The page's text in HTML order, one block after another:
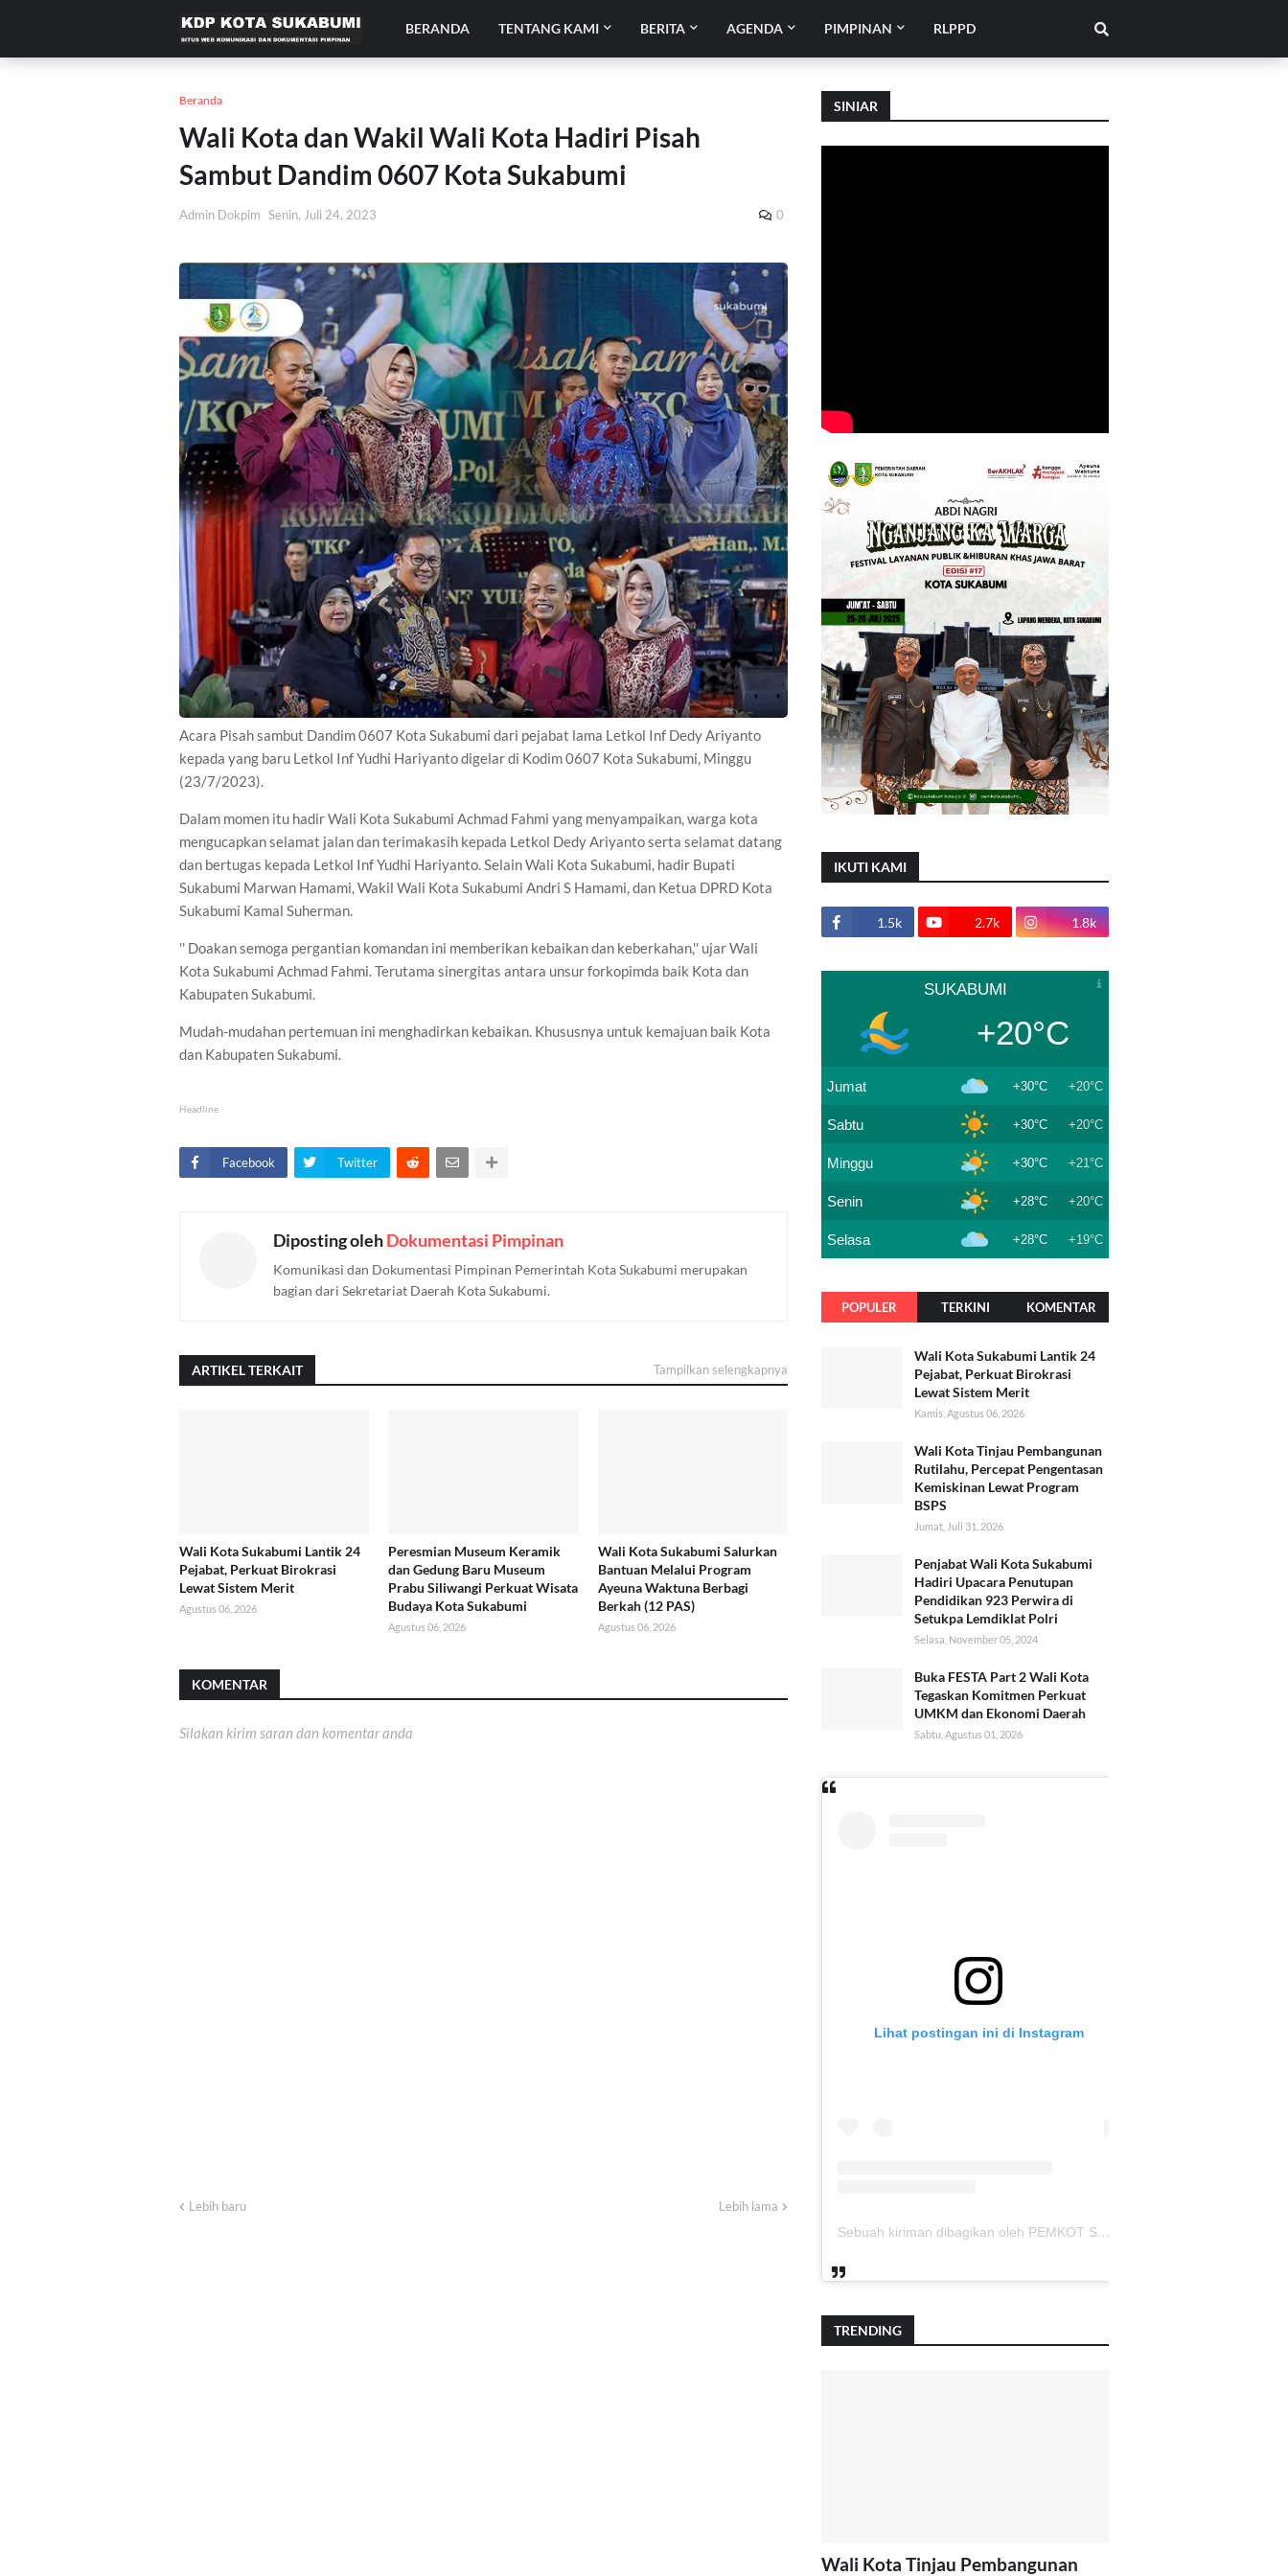
BERANDA TENTANG KAMI BERITA AGENDA PIMPINAN RLPPD
Beranda
Wali Kota dan Wakil Wali Kota Hadiri Pisah
Sambut Dandim 0607 Kota Sukabumi
Admin Dokpim Senin, Juli 24, 2023 0
Acara Pisah sambut Dandim 0607 Kota Sukabumi dari pejabat lama Letkol Inf Dedy Ariyanto
kepada yang baru Letkol Inf Yudhi Hariyanto digelar di Kodim 0607 Kota Sukabumi, Minggu
(23/7/2023).
Dalam momen itu hadir Wali Kota Sukabumi Achmad Fahmi yang menyampaikan, warga kota
mengucapkan selamat jalan dan terimakasih kepada Letkol Dedy Ariyanto serta selamat datang
dan bertugas kepada Letkol Inf Yudhi Hariyanto. Selain Wali Kota Sukabumi, hadir Bupati
Sukabumi Marwan Hamami, Wakil Wali Kota Sukabumi Andri S Hamami, dan Ketua DPRD Kota
Sukabumi Kamal Suherman.
'' Doakan semoga pergantian komandan ini memberikan kebaikan dan keberkahan,'' ujar Wali
Kota Sukabumi Achmad Fahmi. Terutama sinergitas antara unsur forkopimda baik Kota dan
Kabupaten Sukabumi.
Mudah-mudahan pertemuan ini menghadirkan kebaikan. Khususnya untuk kemajuan baik Kota
dan Kabupaten Sukabumi.
Headline
Facebook Twitter
Diposting olehDokumentasi Pimpinan
Komunikasi dan Dokumentasi Pimpinan Pemerintah Kota Sukabumi merupakan
bagian dari Sekretariat Daerah Kota Sukabumi.
ARTIKEL TERKAIT Tampilkan selengkapnya
Wali Kota Sukabumi Lantik 24
Pejabat, Perkuat Birokrasi
Lewat Sistem Merit
Agustus 06, 2026
Peresmian Museum Keramik
dan Gedung Baru Museum
Prabu Siliwangi Perkuat Wisata
Budaya Kota Sukabumi
Agustus 06, 2026
Wali Kota Sukabumi Salurkan
Bantuan Melalui Program
Ayeuna Waktuna Berbagi
Berkah (12 PAS)
Agustus 06, 2026
KOMENTAR
Silakan kirim saran dan komentar anda
Lebih baru Lebih lama
SINIAR
IKUTI KAMI
1.5k 2.7k 1.8k
SUKABUMI
+20°C
Jumat +30°C +20°C
Sabtu +30°C +20°C
Minggu +30°C +21°C
Senin +28°C +20°C
Selasa +28°C +19°C
POPULER TERKINI KOMENTAR
Wali Kota Sukabumi Lantik 24
Pejabat, Perkuat Birokrasi
Lewat Sistem Merit
Kamis, Agustus 06, 2026
Wali Kota Tinjau Pembangunan
Rutilahu, Percepat Pengentasan
Kemiskinan Lewat Program
BSPS
Jumat, Juli 31, 2026
Penjabat Wali Kota Sukabumi
Hadiri Upacara Penutupan
Pendidikan 923 Perwira di
Setukpa Lemdiklat Polri
Selasa, November 05, 2024
Buka FESTA Part 2 Wali Kota
Tegaskan Komitmen Perkuat
UMKM dan Ekonomi Daerah
Sabtu, Agustus 01, 2026
Lihat postingan ini di Instagram
Sebuah kiriman dibagikan oleh PEMKOT SUKABUMI (@pemkotsukabumi_)
TRENDING
Wali Kota Tinjau Pembangunan